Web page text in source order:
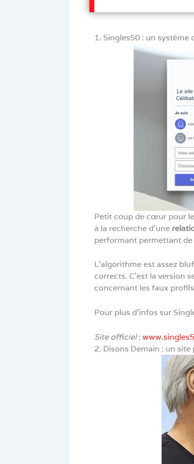
1. Singles50 : un
Petit coup de cœur pour le
à la recherche d’une
performant permettant de
L’algorithme est assez
corrects. C’est la version
concernant les faux
Pour plus d’infos sur
Site officiel:
2. Disons Demain : un